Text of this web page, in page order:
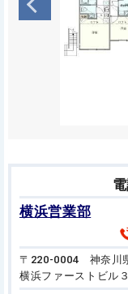
横浜営業部
〒220-0004 神奈川
横浜ファーストビル